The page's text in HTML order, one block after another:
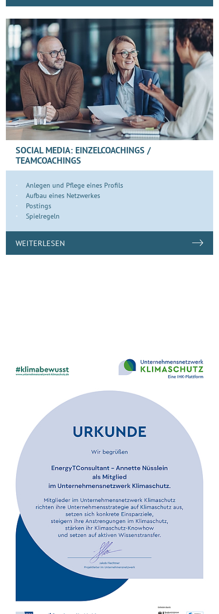
SOCIAL MEDIA: EINZELCOACHINGS /
TEAMCOACHINGS
Anlegen und Pflege eines Profils
Aufbau eines Netzwerkes
Postings
Spielregeln
WEITERLESEN